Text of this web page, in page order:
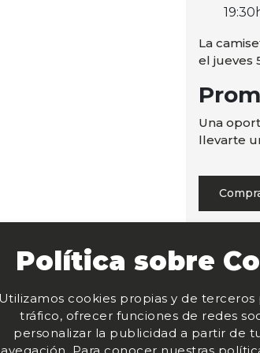
Política sobre
cookies propias y de terceros
tráfico, ofrecer funciones de redes
personalizar la publicidad a partir de
La
el jueves
Una
llevarte